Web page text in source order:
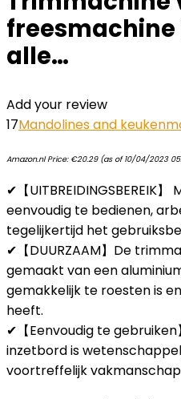
freesmachine
alle…
Add your review
17Mandolines and
Amazon.nl Price: €20.29(as of 10/04/2023
✔【UITBREIDINGSBEREIK
eenvoudig te bedienen,
tegelijkertijd het
✔【DUURZAAM】De
gemaakt van een
gemakkelijk te roesten is
heeft.
✔【Eenvoudig te
inzetbord is
voortreffelijk